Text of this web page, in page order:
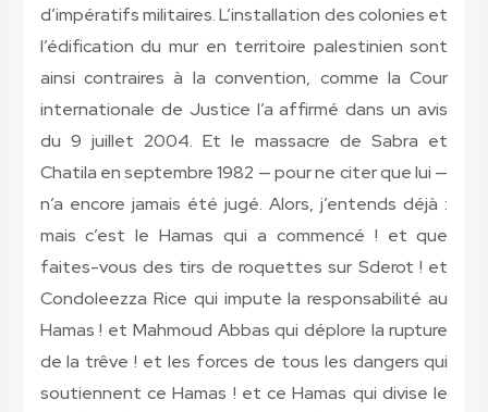
d’impératifs militaires. L’installation des colonies et
l’édification du mur en territoire palestinien sont
ainsi contraires à la convention, comme la Cour
internationale de Justice l’a affirmé dans un avis
du 9 juillet 2004. Et le massacre de Sabra et
Chatila en septembre 1982 — pour ne citer que lui —
n’a encore jamais été jugé. Alors, j’entends déjà :
mais c’est le Hamas qui a commencé ! et que
faites-vous des tirs de roquettes sur Sderot ! et
Condoleezza Rice qui impute la responsabilité au
Hamas ! et Mahmoud Abbas qui déplore la rupture
de la trêve ! et les forces de tous les dangers qui
soutiennent ce Hamas ! et ce Hamas qui divise le